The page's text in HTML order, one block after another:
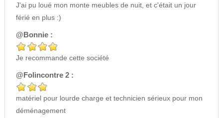
J'ai pu loué mon monte meubles de nuit, et c'était un jour
férié en plus :)
@Bonnie :
Je recommande cette société
@Folincontre 2 :
matériel pour lourde charge et technicien sérieux pour mon
déménagement